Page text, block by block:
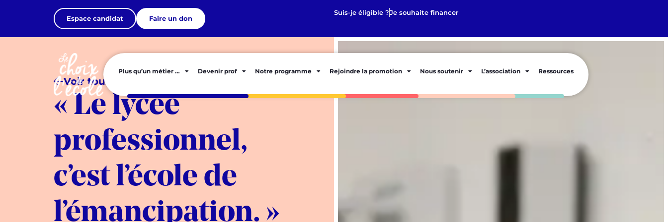
Espace candidat Faire un don
Suis-je éligible ?Je souhaite financer
Plus qu’un métier … Devenir prof Notre programme Rejoindre la promotion Nous soutenir L’association Ressources
Voir tous les articles
« Le lycée
professionnel,
c’est l’école de
l’émancipation. »